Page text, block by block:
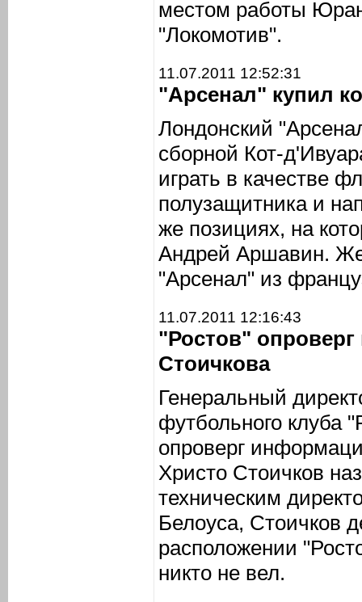
местом работы
"Локомотив".
11.07.2011 12:52:31
"Арсенал" купил
Лондонский
сборной Кот-
играть в качестве
полузащитника и
же позициях, на
Андрей Аршавин.
"Арсенал" из
11.07.2011 12:16:43
"Ростов" опроверг
Стоичкова
Генеральный
футбольного клуба
опроверг
Христо Стоичков
техническим
Белоуса, Стоичков
расположении
никто не вел.